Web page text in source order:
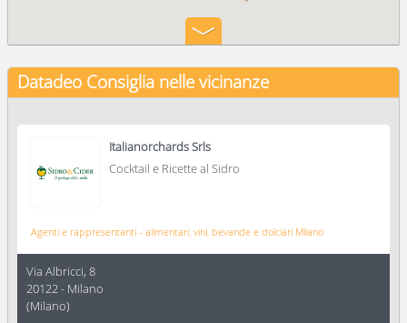
Datadeo Consiglia nelle vicinanze
Italianorchards Srls
Cocktail e Ricette al Sidro
Agenti e rappresentanti - alimentari, vini, bevande e dolciari Milano
Via Albricci, 8
20122- Milano
(Milano)